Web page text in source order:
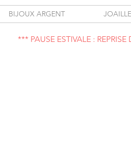
BIJOUX ARGENT
*** PAUSE ESTIVALE :